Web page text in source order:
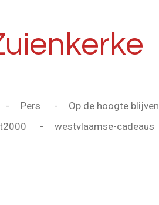
Pers
Op de hoogte blijven
westvlaamse-cadeaus